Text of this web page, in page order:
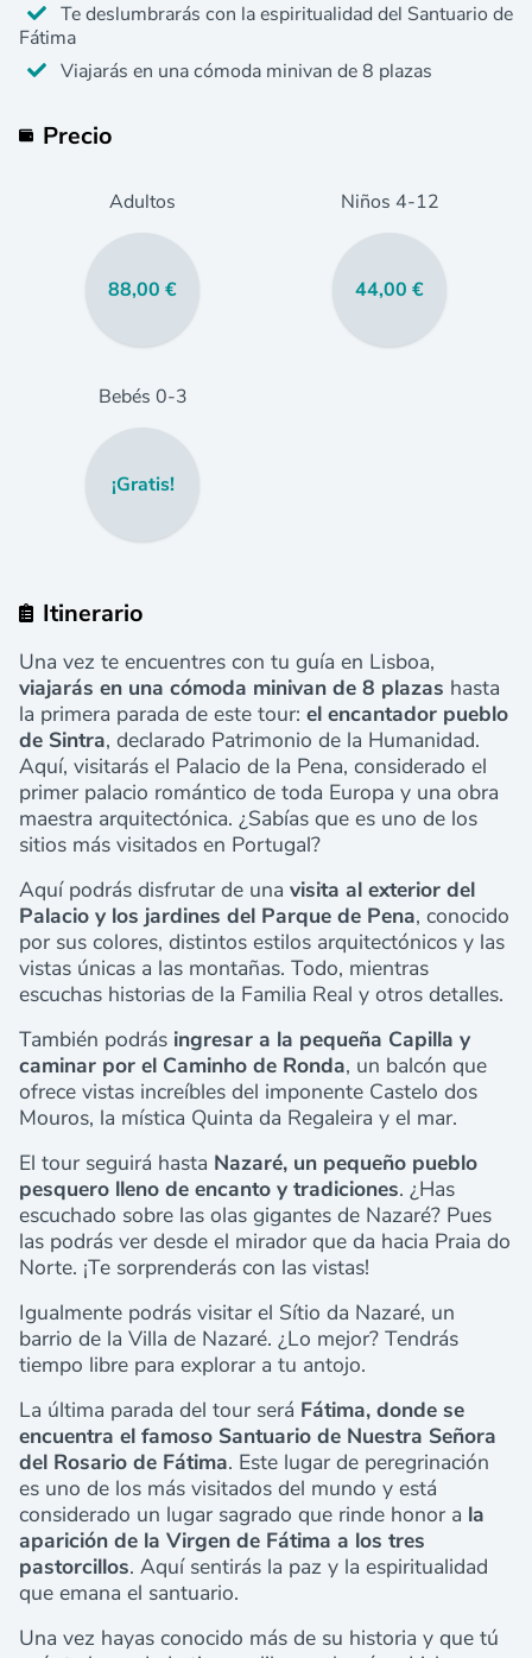
Te deslumbrarás con la espiritualidad del Santuario de
Fátima
Viajarás en una cómoda minivan de 8 plazas
Precio
Adultos
88,00 €
Niños 4-12
44,00 €
Bebés 0-3
¡Gratis!
Itinerario
Una vez te encuentres con tu guía en Lisboa,
viajarás en una cómoda minivan de 8 plazas hasta
la primera parada de este tour: el encantador pueblo
de Sintra, declarado Patrimonio de la Humanidad.
Aquí, visitarás el Palacio de la Pena, considerado el
primer palacio romántico de toda Europa y una obra
maestra arquitectónica. ¿Sabías que es uno de los
sitios más visitados en Portugal?
Aquí podrás disfrutar de una visita al exterior del
Palacio y los jardines del Parque de Pena, conocido
por sus colores, distintos estilos arquitectónicos y las
vistas únicas a las montañas. Todo, mientras
escuchas historias de la Familia Real y otros detalles.
También podrás ingresar a la pequeña Capilla y
caminar por el Caminho de Ronda, un balcón que
ofrece vistas increíbles del imponente Castelo dos
Mouros, la mística Quinta da Regaleira y el mar.
El tour seguirá hasta Nazaré, un pequeño pueblo
pesquero lleno de encanto y tradiciones. ¿Has
escuchado sobre las olas gigantes de Nazaré? Pues
las podrás ver desde el mirador que da hacia Praia do
Norte. ¡Te sorprenderás con las vistas!
Igualmente podrás visitar el Sítio da Nazaré, un
barrio de la Villa de Nazaré. ¿Lo mejor? Tendrás
tiempo libre para explorar a tu antojo.
La última parada del tour será Fátima, donde se
encuentra el famoso Santuario de Nuestra Señora
del Rosario de Fátima. Este lugar de peregrinación
es uno de los más visitados del mundo y está
considerado un lugar sagrado que rinde honor a la
aparición de la Virgen de Fátima a los tres
pastorcillos. Aquí sentirás la paz y la espiritualidad
que emana el santuario.
Una vez hayas conocido más de su historia y que tú